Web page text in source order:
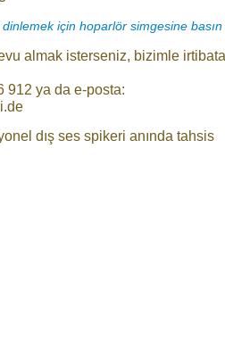
için hoparlör simgesine basın
almak isterseniz, bizimle irtibata
912 ya da e-posta:
dış ses spikeri anında tahsis